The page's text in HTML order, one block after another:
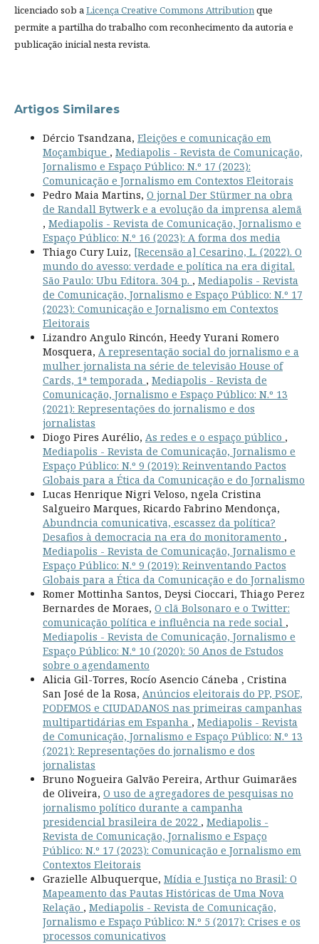
licenciado sob aLicença Creative Commons Attributionque
permite a partilha do trabalho com reconhecimento da autoria e
publicação inicial nesta revista.
Artigos Similares
Dércio Tsandzana, Eleições e comunicação em
Moçambique , Mediapolis - Revista de Comunicação,
Jornalismo e Espaço Público: N.º 17 (2023):
Comunicação e Jornalismo em Contextos Eleitorais
Pedro Maia Martins, O jornal Der Stürmer na obra
de Randall Bytwerk e a evolução da imprensa alemã
, Mediapolis - Revista de Comunicação, Jornalismo e
Espaço Público: N.º 16 (2023): A forma dos media
Thiago Cury Luiz, [Recensão a] Cesarino, L. (2022). O
mundo do avesso: verdade e política na era digital.
São Paulo: Ubu Editora. 304 p. , Mediapolis - Revista
de Comunicação, Jornalismo e Espaço Público: N.º 17
(2023): Comunicação e Jornalismo em Contextos
Eleitorais
Lizandro Angulo Rincón, Heedy Yurani Romero
Mosquera, A representação social do jornalismo e a
mulher jornalista na série de televisão House of
Cards, 1ª temporada , Mediapolis - Revista de
Comunicação, Jornalismo e Espaço Público: N.º 13
(2021): Representações do jornalismo e dos
jornalistas
Diogo Pires Aurélio, As redes e o espaço público ,
Mediapolis - Revista de Comunicação, Jornalismo e
Espaço Público: N.º 9 (2019): Reinventando Pactos
Globais para a Ética da Comunicação e do Jornalismo
Lucas Henrique Nigri Veloso, ngela Cristina
Salgueiro Marques, Ricardo Fabrino Mendonça,
Abundncia comunicativa, escassez da política?
Desafios à democracia na era do monitoramento ,
Mediapolis - Revista de Comunicação, Jornalismo e
Espaço Público: N.º 9 (2019): Reinventando Pactos
Globais para a Ética da Comunicação e do Jornalismo
Romer Mottinha Santos, Deysi Cioccari, Thiago Perez
Bernardes de Moraes, O clã Bolsonaro e o Twitter:
comunicação política e influência na rede social ,
Mediapolis - Revista de Comunicação, Jornalismo e
Espaço Público: N.º 10 (2020): 50 Anos de Estudos
sobre o agendamento
Alicia Gil-Torres, Rocío Asencio Cáneba , Cristina
San José de la Rosa, Anúncios eleitorais do PP, PSOE,
PODEMOS e CIUDADANOS nas primeiras campanhas
multipartidárias em Espanha , Mediapolis - Revista
de Comunicação, Jornalismo e Espaço Público: N.º 13
(2021): Representações do jornalismo e dos
jornalistas
Bruno Nogueira Galvão Pereira, Arthur Guimarães
de Oliveira, O uso de agregadores de pesquisas no
jornalismo político durante a campanha
presidencial brasileira de 2022 , Mediapolis -
Revista de Comunicação, Jornalismo e Espaço
Público: N.º 17 (2023): Comunicação e Jornalismo em
Contextos Eleitorais
Grazielle Albuquerque, Mídia e Justiça no Brasil: O
Mapeamento das Pautas Históricas de Uma Nova
Relação , Mediapolis - Revista de Comunicação,
Jornalismo e Espaço Público: N.º 5 (2017): Crises e os
processos comunicativos